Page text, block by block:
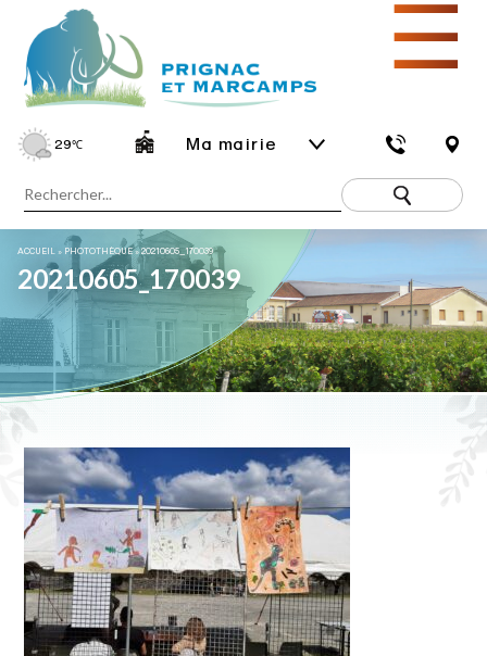
29℃ Ma mairie
☰
ACCUEIL » PHOTOTHÈQUE»20210605_170039
20210605_170039